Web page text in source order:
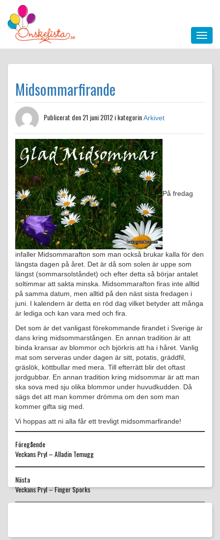
Midsommarfirande
Publicerat den21 juni 2012 i kategorinArkivet
På fredag
infaller Midsommarafton som man också brukar kalla för den
längsta dagen på året. Det är då som solen är uppe som
längst (sommarsolståndet) och efter detta så börjar antalet
soltimmar att sakta minska. Midsommarafton firas inte alltid
på samma datum, men alltid på den näst sista fredagen i
juni. I kalendern är detta en röd dag vilket betyder att många
är lediga och kan vara med och fira.
Det som är det vanligast förekommande firandet i Sverige är
dans kring midsommarstången. En annan tradition är att
binda kransar av blommor och björkris att ha i håret. Vanlig
mat som serveras under dagen är sitt, potatis, gräddfil,
gräslök, köttbullar med mera. Till efterrätt blir det oftast
jordgubbar. En annan tradition kring midsommar är att man
ska sova med sju olika blommor under huvudkudden. Då
sägs det att man kommer drömma om den som man
kommer gifta sig med.
Vi hoppas att ni alla får ett trevligt midsommarfirande!
Föregående
Föregående
Veckans Pryl – Alladin Temugg
Nästa
Nästa
Veckans Pryl – Finger Sporks